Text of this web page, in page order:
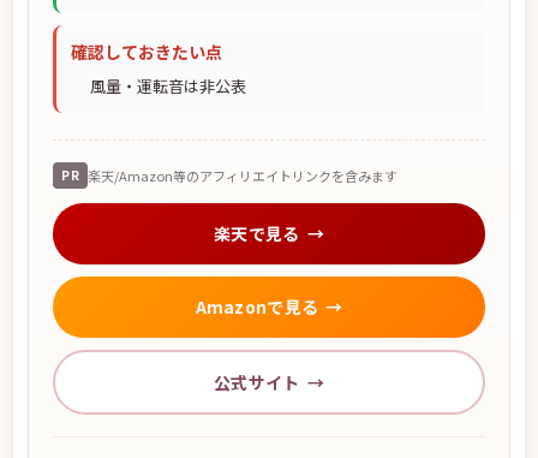
確認しておきたい点
風量・運転音は非公表
PR 楽天/Amazon等のアフィリエイトリンクを含みます
楽天で見る
Amazonで見る
公式サイト